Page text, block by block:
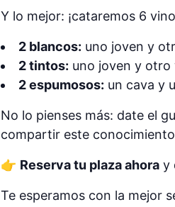
Y lo mejor: ¡cataremos 6
2 blancos: uno joven y
2 tintos: uno joven y otro
2 espumosos: un cava y
No lo pienses más: date el
compartir este
👉 Reserva tu plaza ahora y
Te esperamos con la mejor